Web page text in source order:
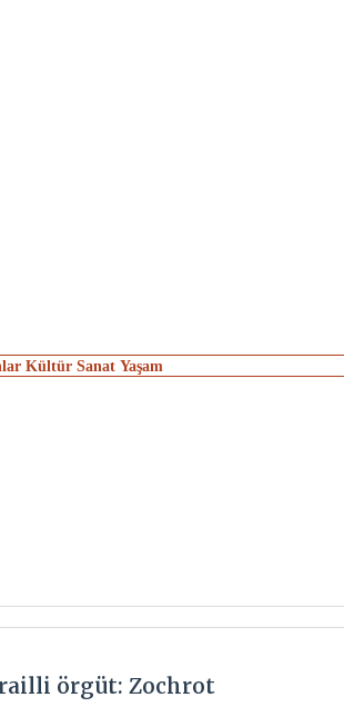
Kültür Sanat Yaşam
örgüt: Zochrot